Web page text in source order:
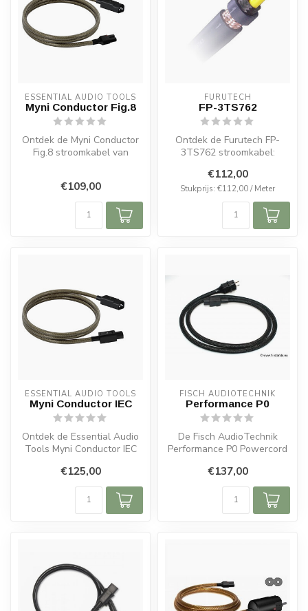
ESSENTIAL AUDIO TOOLS
Myni Conductor Fig.8
Ontdek de Myni Conductor
Fig.8 stroomkabel van
€109,00
FURUTECH
FP-3TS762
Ontdek de Furutech FP-
3TS762 stroomkabel:
uitstekende afschermi...
€112,00
Stukprijs: €112,00 / Meter
ESSENTIAL AUDIO TOOLS
Myni Conductor IEC
Ontdek de Essential Audio
Tools Myni Conductor IEC
afgescher...
€125,00
FISCH AUDIOTECHNIK
Performance P0
De Fisch AudioTechnik
Performance P0 Powercord
die s...
€137,00